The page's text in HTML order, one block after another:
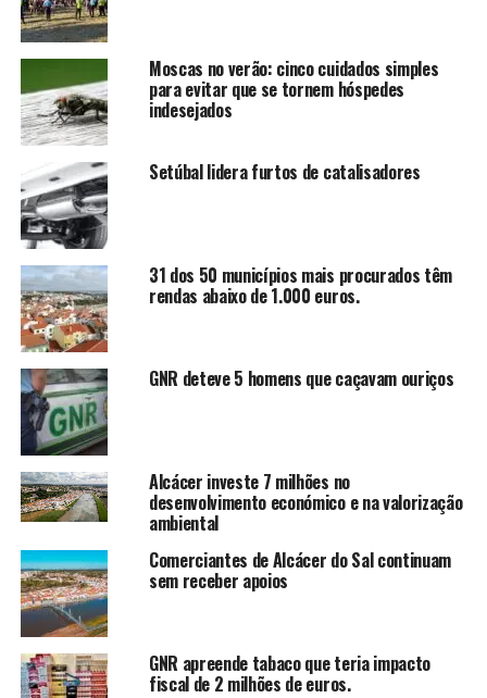
Moscas no verão: cinco cuidados simples
para evitar que se tornem hóspedes
indesejados
Setúbal lidera furtos de catalisadores
31 dos 50 municípios mais procurados têm
rendas abaixo de 1.000 euros.
GNR deteve 5 homens que caçavam ouriços
Alcácer investe 7 milhões no
desenvolvimento económico e na valorização
ambiental
Comerciantes de Alcácer do Sal continuam
sem receber apoios
GNR apreende tabaco que teria impacto
fiscal de 2 milhões de euros.